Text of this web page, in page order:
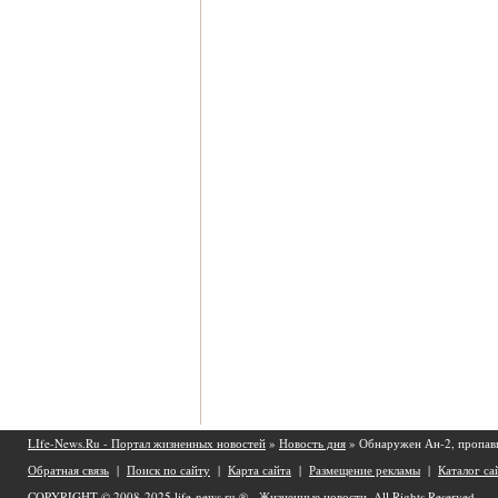
LIfe-News.Ru - Портал жизненных новостей » Новость дня » Обнаружен Ан-2,
Обратная связь | Поиск по сайту | Карта сайта | Размещение рекламы | Каталог